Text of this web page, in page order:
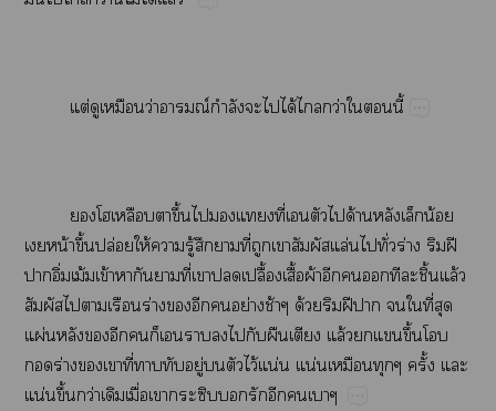
ต่​​​ว่​ณ์​ำ​​​ได้​​ว่​​​ี้
​​​​ึ้​​​ี่​​​​ด้​​​น้​
​น้​ึ้​ปล่​ให้​​ู้​​​ี่​​​​ล่​​ั่​ร่​​ฝี​
​ิ่​ม้​ข้​​​​ี่​​​ปื้​ื้​ผ้​​​​​​ิ้​ล้​
​​​​ร่​​​​ย่​ช้​ด้​​ฝี​​​​ี่​​
ผ่​​​​​​​​​​​​​ล้​​​ึ้​​
​ร่​​​ี่​​​ู่​​​ไว้​น่​น่​​​ั้​​
น่​ึ้​ว่​​ื่​​​​​​​